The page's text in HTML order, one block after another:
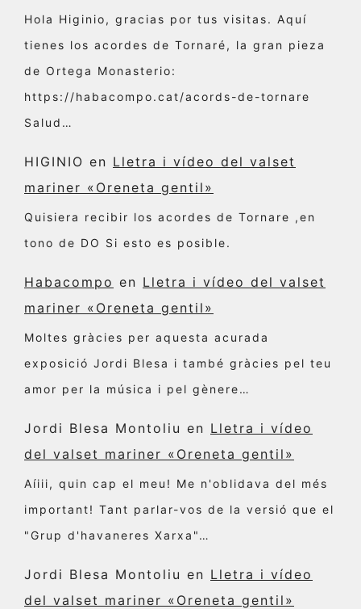
Hola Higinio, gracias por tus visitas. Aquí
tienes los acordes de Tornaré, la gran pieza
de Ortega Monasterio:
https://habacompo.cat/acords-de-tornare
Salud…
HIGINIO en Lletra i vídeo del valset
mariner «Oreneta gentil»
Quisiera recibir los acordes de Tornare ,en
tono de DO Si esto es posible.
Habacompo en Lletra i vídeo del valset
mariner «Oreneta gentil»
Moltes gràcies per aquesta acurada
exposició Jordi Blesa i també gràcies pel teu
amor per la música i pel gènere…
Jordi Blesa Montoliu en Lletra i vídeo
del valset mariner «Oreneta gentil»
Aíiii, quin cap el meu! Me n'oblidava del més
important! Tant parlar-vos de la versió que el
"Grup d'havaneres Xarxa"…
Jordi Blesa Montoliu en Lletra i vídeo
del valset mariner «Oreneta gentil»